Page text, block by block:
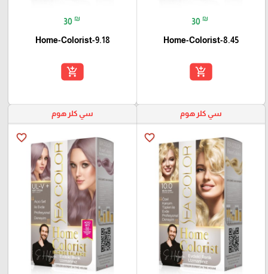
30 ₪
Home-Colorist-8.45
add_shopping_cart
30 ₪
Home-Colorist-9.18
add_shopping_cart
سي كلر هوم
favorite_border
سي كلر هوم
favorite_border